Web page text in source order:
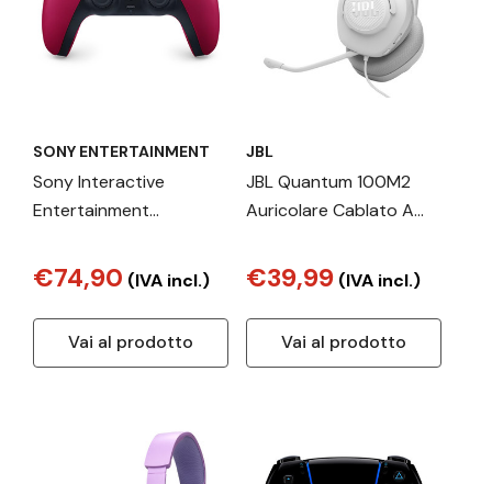
SONY ENTERTAINMENT
Sony Interactive
Entertainment
Bluetooth/USB
Gamepad
Analogico/Digitale
PlayStation 5
€74,90 (IVA incl.)
Vai al prodotto
JBL
JBL Quantum 100M2
Auricolare Cablato A
Bianco
€39,99 (IVA incl.)
Vai al prodotto